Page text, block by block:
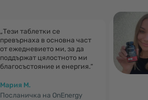
„Тези таблетки се
превърнаха в основна част
от ежедневието ми, за да
поддържат цялостното ми
благосъстояние и енергия.“
Мария M.
Посланичка на OnEnergy